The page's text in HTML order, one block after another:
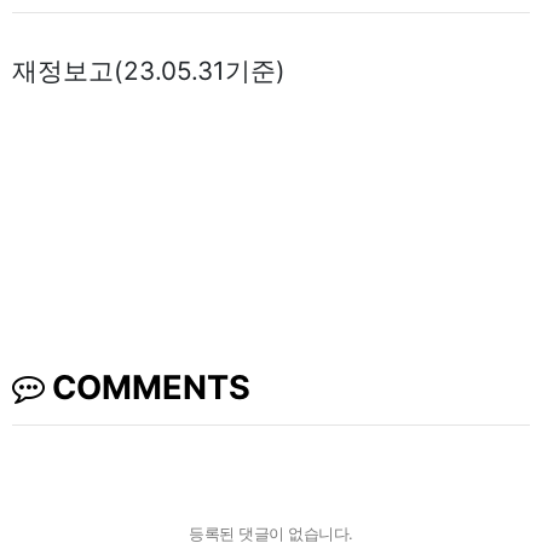
재정보고(23.05.31기준)
COMMENTS
등록된 댓글이 없습니다.